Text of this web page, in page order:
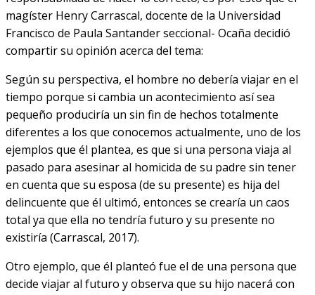
magíster Henry Carrascal, docente de la Universidad
Francisco de Paula Santander seccional- Ocaña decidió
compartir su opinión acerca del tema:
Según su perspectiva, el hombre no debería viajar en el
tiempo porque si cambia un acontecimiento así sea
pequeño produciría un sin fin de hechos totalmente
diferentes a los que conocemos actualmente, uno de los
ejemplos que él plantea, es que si una persona viaja al
pasado para asesinar al homicida de su padre sin tener
en cuenta que su esposa (de su presente) es hija del
delincuente que él ultimó, entonces se crearía un caos
total ya que ella no tendría futuro y su presente no
existiría (Carrascal, 2017).
Otro ejemplo, que él planteó fue el de una persona que
decide viajar al futuro y observa que su hijo nacerá con